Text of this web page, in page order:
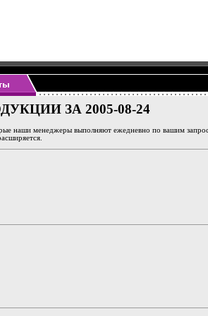
ЗА 2005-08-24
наши менеджеры выполняют ежедневно по вашим